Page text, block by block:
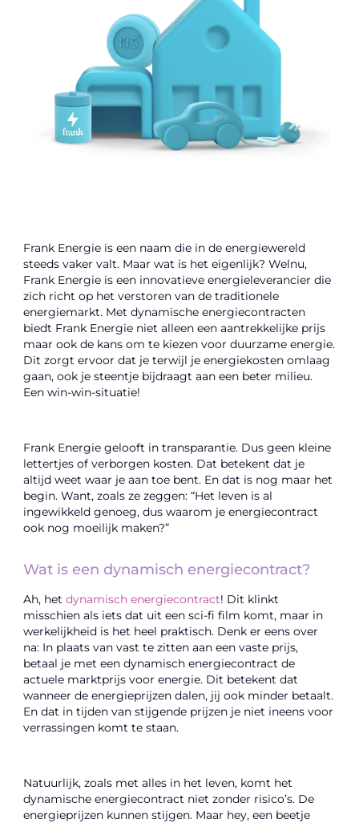
Frank Energie is een naam die in de energiewereld
steeds vaker valt. Maar wat is het eigenlijk? Welnu,
Frank Energie is een innovatieve energieleverancier die
zich richt op het verstoren van de traditionele
energiemarkt. Met dynamische energiecontracten
biedt Frank Energie niet alleen een aantrekkelijke prijs
maar ook de kans om te kiezen voor duurzame energie.
Dit zorgt ervoor dat je terwijl je energiekosten omlaag
gaan, ook je steentje bijdraagt aan een beter milieu.
Een win-win-situatie!
Frank Energie gelooft in transparantie. Dus geen kleine
lettertjes of verborgen kosten. Dat betekent dat je
altijd weet waar je aan toe bent. En dat is nog maar het
begin. Want, zoals ze zeggen: “Het leven is al
ingewikkeld genoeg, dus waarom je energiecontract
ook nog moeilijk maken?”
Wat is een dynamisch energiecontract?
Ah, hetdynamisch energiecontract! Dit klinkt
misschien als iets dat uit een sci-fi film komt, maar in
werkelijkheid is het heel praktisch. Denk er eens over
na: In plaats van vast te zitten aan een vaste prijs,
betaal je met een dynamisch energiecontract de
actuele marktprijs voor energie. Dit betekent dat
wanneer de energieprijzen dalen, jij ook minder betaalt.
En dat in tijden van stijgende prijzen je niet ineens voor
verrassingen komt te staan.
Natuurlijk, zoals met alles in het leven, komt het
dynamische energiecontract niet zonder risico’s. De
energieprijzen kunnen stijgen. Maar hey, een beetje